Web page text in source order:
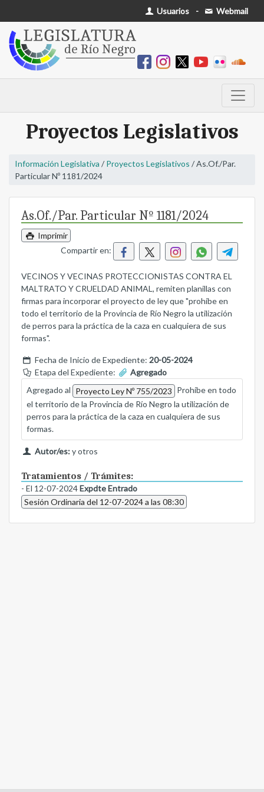
Usuarios - Webmail
Proyectos Legislativos
Información Legislativa / Proyectos Legislativos / As.Of./Par.
Particular Nº 1181/2024
As.Of./Par. Particular Nº 1181/2024
Imprimir
Compartir en:
VECINOS Y VECINAS PROTECCIONISTAS CONTRA EL
MALTRATO Y CRUELDAD ANIMAL, remiten planillas con
firmas para incorporar el proyecto de ley que "prohíbe en
todo el territorio de la Provincia de Río Negro la utilización
de perros para la práctica de la caza en cualquiera de sus
formas".
Fecha de Inicio de Expediente: 20-05-2024
Etapa del Expediente:
Agregado
Agregado al Proyecto Ley Nº 755/2023 Prohíbe en todo
el territorio de la Provincia de Río Negro la utilización de
perros para la práctica de la caza en cualquiera de sus
formas.
Autor/es:y otros
Tratamientos / Trámites:
- El 12-07-2024Expdte Entrado
Sesión Ordinaria del 12-07-2024 a las 08:30